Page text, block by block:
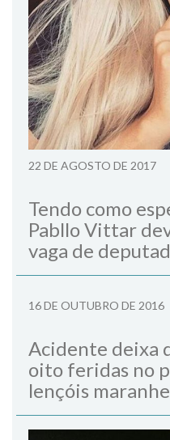
22 DE AGOSTO DE 2017
Tendo como
Pabllo Vittar
vaga de
16 DE OUTUBRO DE 2016
Acidente deixa
oito feridas no
lençóis